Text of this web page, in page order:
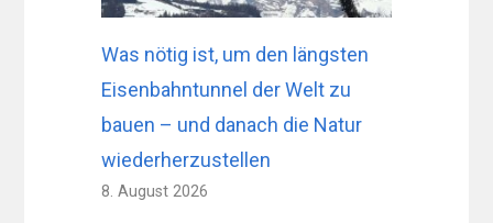
Was nötig ist, um den längsten
Eisenbahntunnel der Welt zu
bauen – und danach die Natur
wiederherzustellen
8. August 2026